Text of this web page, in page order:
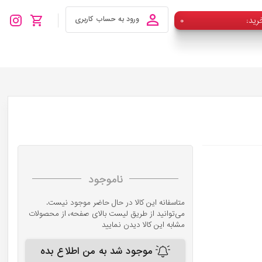
۰ ورود به حساب کاربری
ناموجود
متاسفانه این کالا در حال حاضر موجود نیست.
می‌توانید از طریق لیست بالای صفحه، از محصولات
مشابه این کالا دیدن نمایید
موجود شد به من اطلاع بده